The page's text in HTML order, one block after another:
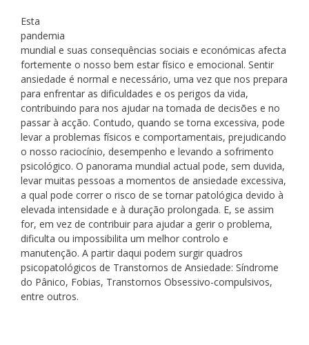
Esta
pandemia
mundial e suas consequências sociais e económicas afecta
fortemente o nosso bem estar físico e emocional. Sentir
ansiedade é normal e necessário, uma vez que nos prepara
para enfrentar as dificuldades e os perigos da vida,
contribuindo para nos ajudar na tomada de decisões e no
passar à acção. Contudo, quando se torna excessiva, pode
levar a problemas físicos e comportamentais, prejudicando
o nosso raciocínio, desempenho e levando a sofrimento
psicológico. O panorama mundial actual pode, sem duvida,
levar muitas pessoas a momentos de ansiedade excessiva,
a qual pode correr o risco de se tornar patológica devido à
elevada intensidade e à duração prolongada. E, se assim
for, em vez de contribuir para ajudar a gerir o problema,
dificulta ou impossibilita um melhor controlo e
manutenção. A partir daqui podem surgir quadros
psicopatológicos de Transtornos de Ansiedade: Síndrome
do Pânico, Fobias, Transtornos Obsessivo-compulsivos,
entre outros.